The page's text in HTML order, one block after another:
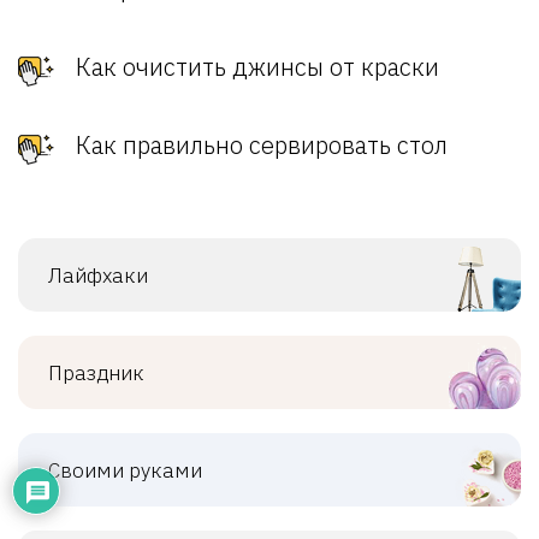
Как очистить джинсы от краски
Как правильно сервировать стол
Лайфхаки
Праздник
Своими руками